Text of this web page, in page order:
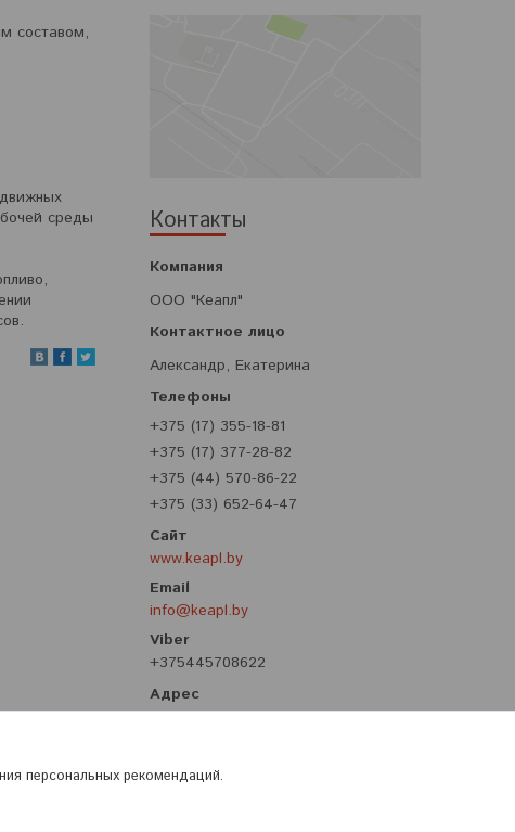
Контакты
ООО "Кеапл"
Александр, Екатерина
+375 (17) 355-18-81
+375 (17) 377-28-82
+375 (44) 570-86-22
+375 (33) 652-64-47
www.keapl.by
info@keapl.by
+375445708622
составом,
среды
персональных рекомендаций.